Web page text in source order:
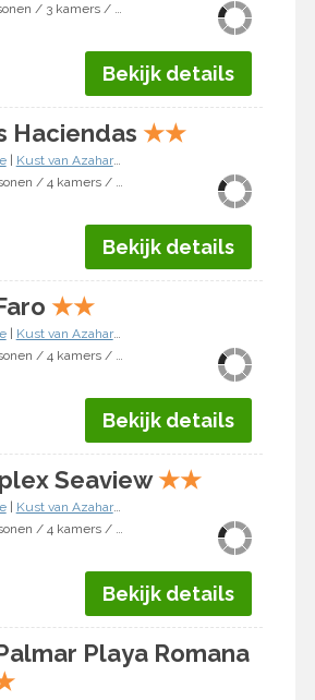
4 personen / 3 kamers / 2 slaapkamers
Bekijk details
Haciendas ★★
| Kust van Azahar|
6 personen / 4 kamers / 3 slaapkamers
Bekijk details
★★
| Kust van Azahar|
6 personen / 4 kamers / 3 slaapkamers
Bekijk details
Seaview ★★
| Kust van Azahar|
6 personen / 4 kamers / 3 slaapkamers
Bekijk details
Playa Romana